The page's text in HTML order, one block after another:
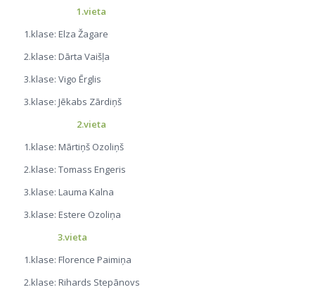
1.vieta
1.klase: Elza Žagare
2.klase: Dārta Vaišļa
3.klase: Vigo Ērglis
3.klase: Jēkabs Zārdiņš
2.vieta
1.klase: Mārtiņš Ozoliņš
2.klase: Tomass Engeris
3.klase: Lauma Kalna
3.klase: Estere Ozoliņa
3.vieta
1.klase: Florence Paimiņa
2.klase: Rihards Stepānovs